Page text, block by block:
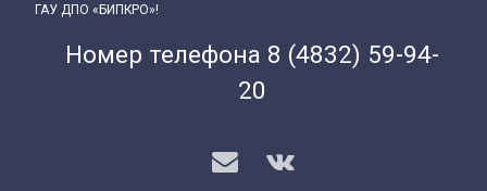
ГАУ ДПО «БИПКРО»!
Номер телефона 8 (4832) 59-94-
20
E-mail
VK